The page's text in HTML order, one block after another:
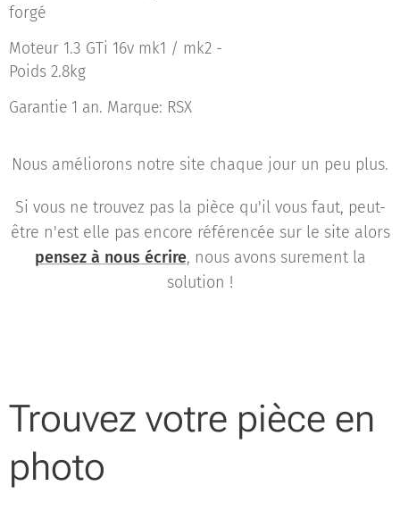
forgé
Moteur 1.3 GTi 16v mk1 / mk2 -
Poids 2.8kg
Garantie 1 an. Marque: RSX
Nous améliorons notre site chaque jour un peu plus.
Si vous ne trouvez pas la pièce qu'il vous faut, peut-
être n'est elle pas encore référencée sur le site alors
pensez à nous écrire, nous avons surement la
solution !
Trouvez votre pièce en
photo